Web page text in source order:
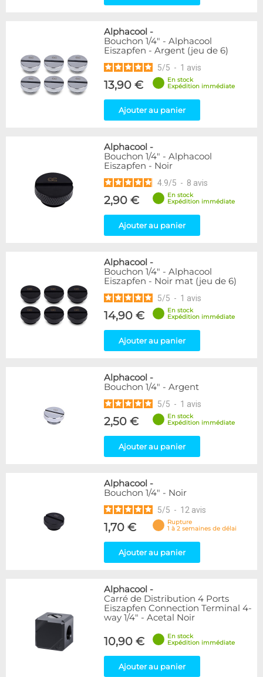
24
53
Mâle
Mâle / Femelle
120
Mâle / Mâle
44
Adaptateur
4
Bouchon
Carré
4
5
Disponibilité / Promotions
Articles en stock
Articles en promotions
Alphacool -
Bouchon 1/4" - Alphacool
Eiszapfen - Argent (jeu de 6)
5/5 - 1 avis
13,90 €
En stock
Expédition immédiate
Ajouter au panier
Alphacool -
Bouchon 1/4" - Alphacool
Eiszapfen - Noir
4.9/5 - 8 avis
2,90 €
En stock
Expédition immédiate
Ajouter au panier
Alphacool -
Bouchon 1/4" - Alphacool
Eiszapfen - Noir mat (jeu de 6)
5/5 - 1 avis
14,90 €
En stock
Expédition immédiate
Ajouter au panier
Alphacool -
Bouchon 1/4" - Argent
5/5 - 1 avis
2,50 €
En stock
Expédition immédiate
Ajouter au panier
Alphacool -
Bouchon 1/4" - Noir
5/5 - 12 avis
1,70 €
Rupture
1 à 2 semaines de délai
Ajouter au panier
Alphacool -
Carré de Distribution 4 Ports
Eiszapfen Connection Terminal 4-
way 1/4" - Acetal Noir
10,90 €
En stock
Expédition immédiate
Ajouter au panier